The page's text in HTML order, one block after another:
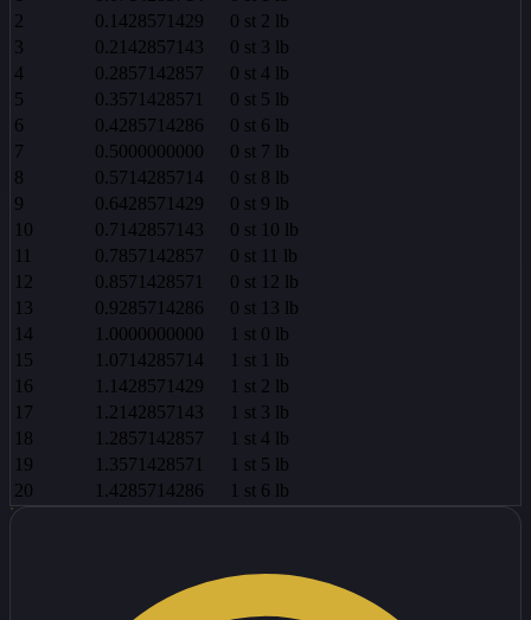
2
0.1428571429 0 st 2 lb
3
0.2142857143 0 st 3 lb
4
0.2857142857 0 st 4 lb
5
0.3571428571 0 st 5 lb
6
0.4285714286 0 st 6 lb
7
0.5000000000 0 st 7 lb
8
0.5714285714 0 st 8 lb
9
0.6428571429 0 st 9 lb
10
0.7142857143 0 st 10 lb
11
0.7857142857 0 st 11 lb
12
0.8571428571 0 st 12 lb
13
0.9285714286 0 st 13 lb
14
1.0000000000 1 st 0 lb
15
1.0714285714 1 st 1 lb
16
1.1428571429 1 st 2 lb
17
1.2142857143 1 st 3 lb
18
1.2857142857 1 st 4 lb
19
1.3571428571 1 st 5 lb
20
1.4285714286 1 st 6 lb